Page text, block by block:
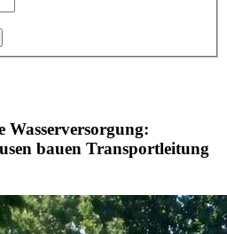
bauen Transportleitung